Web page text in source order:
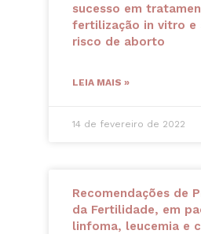
sucesso em
fertilização in vitro e
risco de aborto
LEIA MAIS »
14 de fevereiro de 2022
Recomendações de
da Fertilidade, em
linfoma, leucemia e